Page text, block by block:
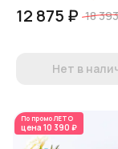
12 875 ₽ 18
Нет в
По промоЛЕТО
цена 10 390 ₽